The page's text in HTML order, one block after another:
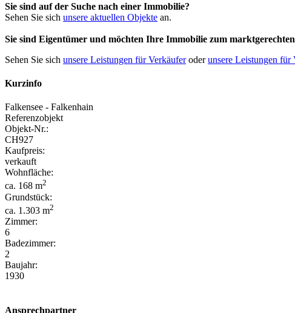
Sie sind auf der Suche nach einer Immobilie?
Sehen Sie sich unsere aktuellen Objekte an.
Sie sind Eigentümer und möchten Ihre Immobilie zum
Sehen Sie sich unsere Leistungen für Verkäuferoderunsere Leistungen für
Kurzinfo
Falkensee - Falkenhain
Referenzobjekt
Objekt-Nr.:
CH927
Kaufpreis:
verkauft
Wohnfläche:
ca. 168 m2
Grundstück:
ca. 1.303 m2
Zimmer:
6
Badezimmer:
2
Baujahr:
1930
Ansprechpartner